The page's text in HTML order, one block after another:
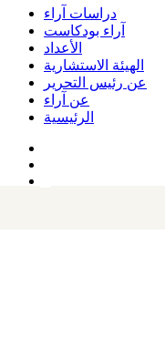
دراسات آراء
آراء بودكاست
الأعداد
الهيئة الاستشارية
عن رئيس التحرير
عن آراء
الرئيسية